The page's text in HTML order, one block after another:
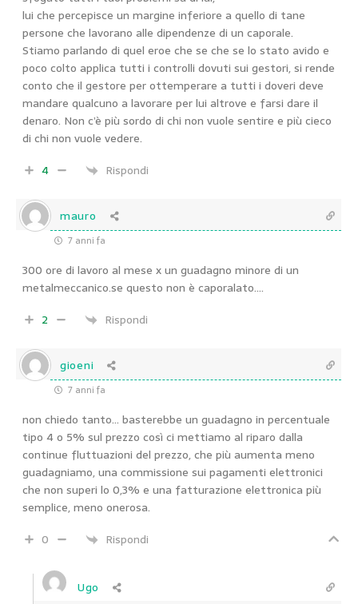
lui che percepisce un margine inferiore a quello di tane
persone che lavorano alle dipendenze di un caporale.
Stiamo parlando di quel eroe che se che se lo stato avido e
poco colto applica tutti i controlli dovuti sui gestori, si rende
conto che il gestore per ottemperare a tutti i doveri deve
mandare qualcuno a lavorare per lui altrove e farsi dare il
denaro. Non c’è più sordo di chi non vuole sentire e più cieco
di chi non vuole vedere.
4
Rispondi
mauro
7 anni fa
300 ore di lavoro al mese x un guadagno minore di un
metalmeccanico.se questo non è caporalato….
2
Rispondi
gioeni
7 anni fa
non chiedo tanto… basterebbe un guadagno in percentuale
tipo 4 o 5% sul prezzo così ci mettiamo al riparo dalla
continue fluttuazioni del prezzo, che più aumenta meno
guadagniamo, una commissione sui pagamenti elettronici
che non superi lo 0,3% e una fatturazione elettronica più
semplice, meno onerosa.
0
Rispondi
Ugo